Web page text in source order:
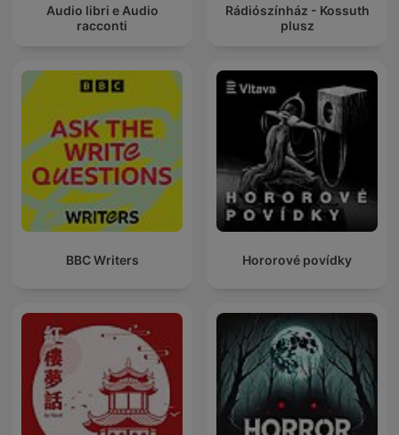
Audio libri e Audio
racconti
Rádiószínház - Kossuth
plusz
BBC Writers Hororové povídky